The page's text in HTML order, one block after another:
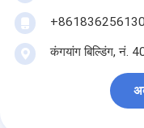
कंगयांग बिल्डिंग, नं.